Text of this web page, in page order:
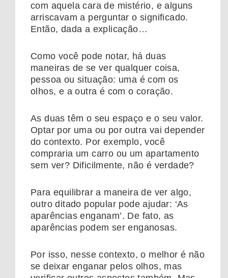
com aquela cara de mistério, e alguns
arriscavam a perguntar o significado.
Então, dada a explicação…
Como você pode notar, há duas
maneiras de se ver qualquer coisa,
pessoa ou situação: uma é com os
olhos, e a outra é com o coração.
As duas têm o seu espaço e o seu valor.
Optar por uma ou por outra vai depender
do contexto. Por exemplo, você
compraria um carro ou um apartamento
sem ver? Dificilmente, não é verdade?
Para equilibrar a maneira de ver algo,
outro ditado popular pode ajudar: ‘As
aparências enganam’. De fato, as
aparências podem ser enganosas.
Por isso, nesse contexto, o melhor é não
se deixar enganar pelos olhos, mas